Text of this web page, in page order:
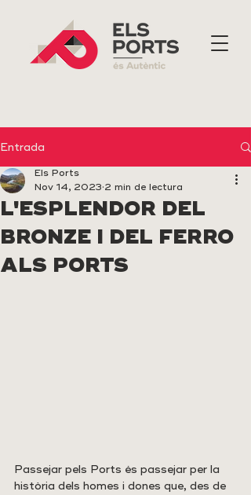
Entrada
L'ESPLENDOR DEL
BRONZE I DEL FERRO
ALS PORTS
Els Ports
Nov 14, 2023 2 min de lectura
Passejar pels Ports és passejar per la
història dels homes i dones que, des de